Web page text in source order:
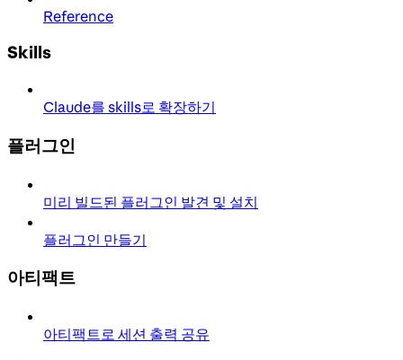
Reference
Skills
Claude를 skills로 확장하기
플러그인
미리 빌드된 플러그인 발견 및 설치
플러그인 만들기
아티팩트
아티팩트로 세션 출력 공유